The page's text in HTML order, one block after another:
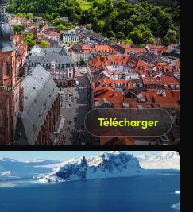
Télécharger